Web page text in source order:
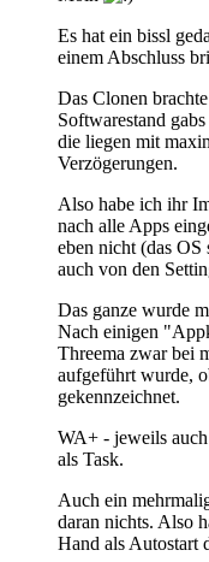
Es hat ein bissl
einem Abschluss
Das Clonen
Softwarestand
die liegen mit
Verzögerungen.
Also habe ich ihr
nach alle Apps
eben nicht (das OS
auch von den
Das ganze wurde
Nach einigen
Threema zwar bei
aufgeführt wurde,
gekennzeichnet.
WA+ - jeweils
als Task.
Auch ein
daran nichts. Also
Hand als Autostart